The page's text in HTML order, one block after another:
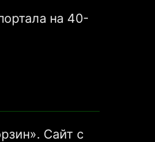
на 40-
Сайт с